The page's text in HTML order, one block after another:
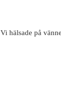
Vi hälsade på